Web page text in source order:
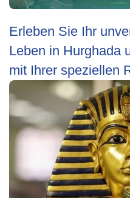
Erleben Sie Ihr
Leben in Hurghada
mit Ihrer speziellen